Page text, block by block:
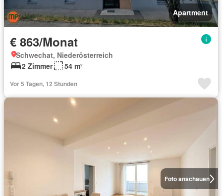
Apartment
€ 863/Monat
Schwechat, Niederösterreich
2 Zimmer
54 m²
Vor 5 Tagen, 12 Stunden
Foto anschauen